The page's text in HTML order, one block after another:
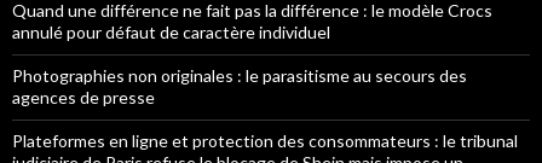
Quand une différence ne fait pas la différence : le modèle Crocs
annulé pour défaut de caractère individuel
Photographies non originales : le parasitisme au secours des
agences de presse
Plateformes en ligne et protection des consommateurs : le tribunal